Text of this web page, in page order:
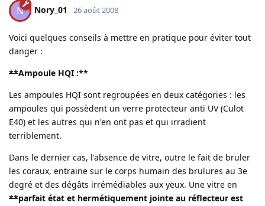
N Nory_01 26 août 2008
Voici quelques conseils à mettre en pratique pour éviter tout
danger :
**Ampoule HQI :**
Les ampoules HQI sont regroupées en deux catégories : les
ampoules qui possèdent un verre protecteur anti UV (Culot
E40) et les autres qui n'en ont pas et qui irradient
terriblement.
Dans le dernier cas, l'absence de vitre, outre le fait de bruler
les coraux, entraine sur le corps humain des brulures au 3e
degré et des dégâts irrémédiables aux yeux. Une vitre en
**parfait état et hermétiquement jointe au réflecteur est